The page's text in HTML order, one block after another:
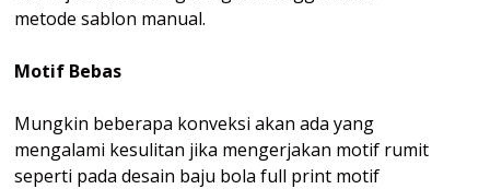
metode sablon manual.
Motif Bebas
Mungkin beberapa konveksi akan ada yang
mengalami kesulitan jika mengerjakan motif rumit
seperti pada desain baju bola full print motif